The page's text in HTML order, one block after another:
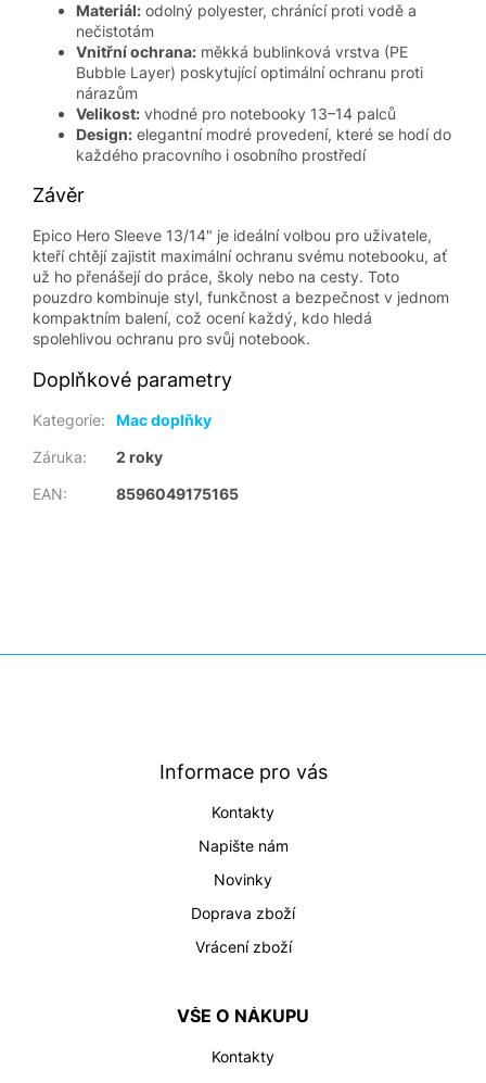
Materiál: odolný polyester, chránící proti vodě a
nečistotám
Vnitřní ochrana: měkká bublinková vrstva (PE
Bubble Layer) poskytující optimální ochranu proti
nárazům
Velikost: vhodné pro notebooky 13–14 palců
Design: elegantní modré provedení, které se hodí do
každého pracovního i osobního prostředí
Závěr
Epico Hero Sleeve 13/14" je ideální volbou pro uživatele,
kteří chtějí zajistit maximální ochranu svému notebooku, ať
už ho přenášejí do práce, školy nebo na cesty. Toto
pouzdro kombinuje styl, funkčnost a bezpečnost v jednom
kompaktním balení, což ocení každý, kdo hledá
spolehlivou ochranu pro svůj notebook.
Doplňkové parametry
Kategorie:
Mac doplňky
Záruka:
2 roky
EAN: 8596049175165
Informace pro vás
Kontakty
Napište nám
Novinky
Doprava zboží
Vrácení zboží
VŠE O NÁKUPU
Kontakty